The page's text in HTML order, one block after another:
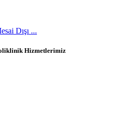
Dışı ...
Hizmetlerimiz